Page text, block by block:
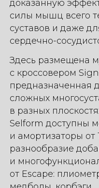
доказанную
силы мышц всего
суставов и даже
сердечно-
Здесь размещена
с кроссовером
предназначенная
сложных
в разных
Selform доступны
и амортизаторы от
разнообразие
и
от Escape: